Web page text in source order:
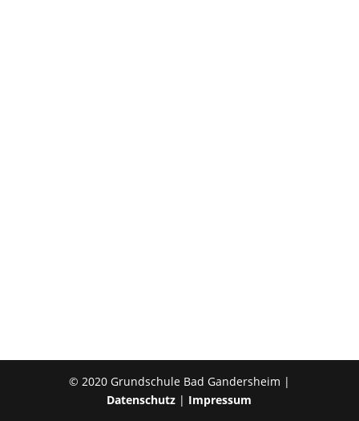
© 2020 Grundschule Bad Gandersheim |
Datenschutz | Impressum